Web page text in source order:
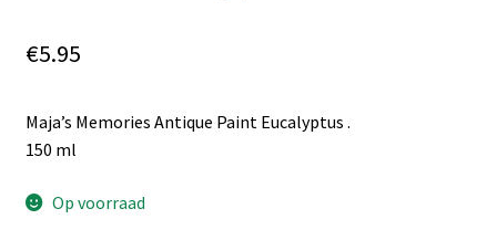
€5.95
Maja’s Memories Antique Paint Eucalyptus .
150 ml
Op voorraad